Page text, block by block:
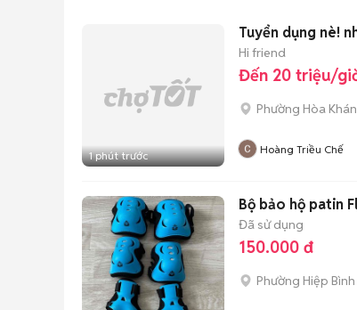
1 phút trước
Tuyển dụng nè!
Hi friend
Đến 20 triệu/
Phường Hòa
Hoàng Triều Chế
Bộ bảo hộ patin
Đã sử dụng
150.000 đ
Phường Hiệp